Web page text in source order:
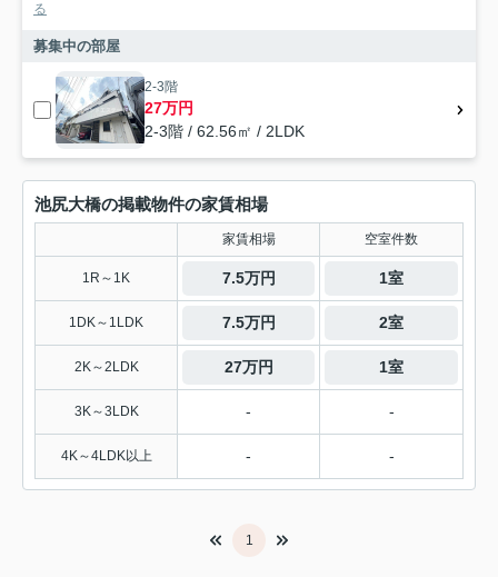
る
募集中の部屋
2-3階
27万円
2-3階 / 62.56㎡ / 2LDK
池尻大橋の掲載物件の家賃相場
家賃相場 空室件数
1R～1K 7.5万円 1室
1DK～1LDK 7.5万円 2室
2K～2LDK 27万円 1室
3K～3LDK - -
4K～4LDK以上 - -
1